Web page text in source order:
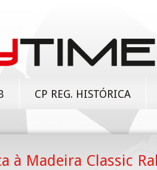
CP REG. HISTÓRICA
à Madeira Classic